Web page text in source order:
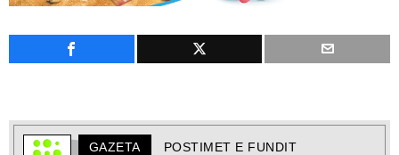
GAZETA POSTIMET E FUNDIT